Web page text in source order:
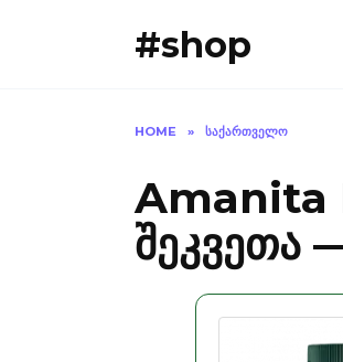
#shop
HOME » ᲡᲐᲥᲐᲠᲗᲕᲔᲚᲝ
Amanita
შეკვეთა